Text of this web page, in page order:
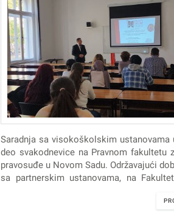
Saradnja sa visokoškolskim ustanovama
deo svakodnevice na Pravnom fakultetu
pravosuđe u Novom Sadu. Održavajući
sa partnerskim ustanovama, na
programa "International Week", prof. dr